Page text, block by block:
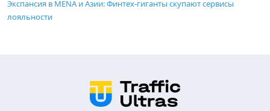
Экспансия в MENA и Азии: Финтех-гиганты скупают сервисы
лояльности